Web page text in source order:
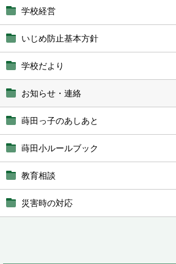
学校経営
いじめ防止基本方針
学校だより
お知らせ・連絡
蒔田っ子のあしあと
蒔田小ルールブック
教育相談
災害時の対応